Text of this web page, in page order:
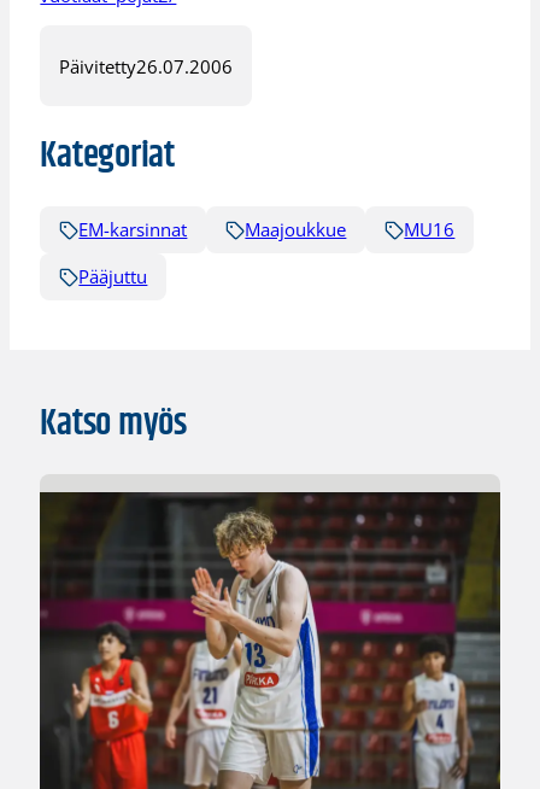
Päivitetty26.07.2006
Kategoriat
EM-karsinnat Maajoukkue
MU16
Pääjuttu
Katso myös